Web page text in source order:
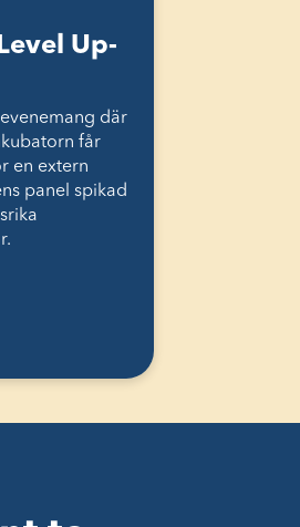
Up-
där
får
en extern
panel spikad